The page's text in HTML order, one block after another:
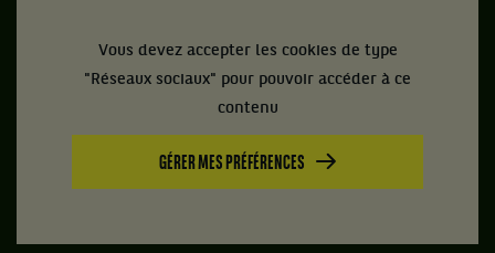
Vous devez accepter les cookies de type
"Réseaux sociaux" pour pouvoir accéder à ce
contenu
GÉRER MES PRÉFÉRENCES